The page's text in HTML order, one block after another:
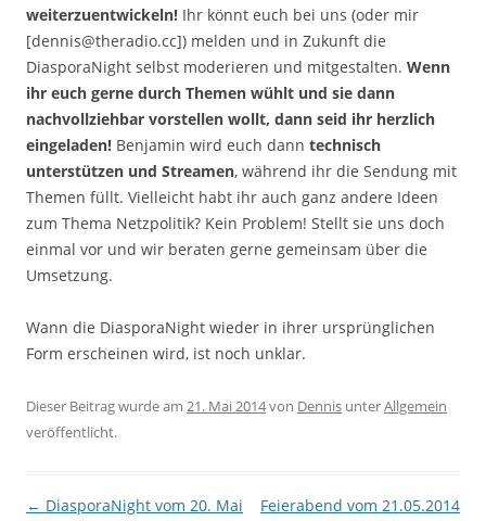
weiterzuentwickeln! Ihr könnt euch bei uns (oder mir
[dennis@theradio.cc]) melden und in Zukunft die
DiasporaNight selbst moderieren und mitgestalten. Wenn
ihr euch gerne durch Themen wühlt und sie dann
nachvollziehbar vorstellen wollt, dann seid ihr herzlich
eingeladen! Benjamin wird euch dann technisch
unterstützen und Streamen, während ihr die Sendung mit
Themen füllt. Vielleicht habt ihr auch ganz andere Ideen
zum Thema Netzpolitik? Kein Problem! Stellt sie uns doch
einmal vor und wir beraten gerne gemeinsam über die
Umsetzung.
Wann die DiasporaNight wieder in ihrer ursprünglichen
Form erscheinen wird, ist noch unklar.
Dieser Beitrag wurde am 21. Mai 2014von Dennis unterAllgemein
veröffentlicht.
Beitragsnavigation
← DiasporaNight vom 20. Mai Feierabend vom 21.05.2014